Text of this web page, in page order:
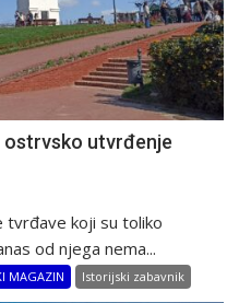
ostrvsko utvrđenje
tvrđave koji su toliko
od njega nema...
MAGAZIN Istorijski zabavnik